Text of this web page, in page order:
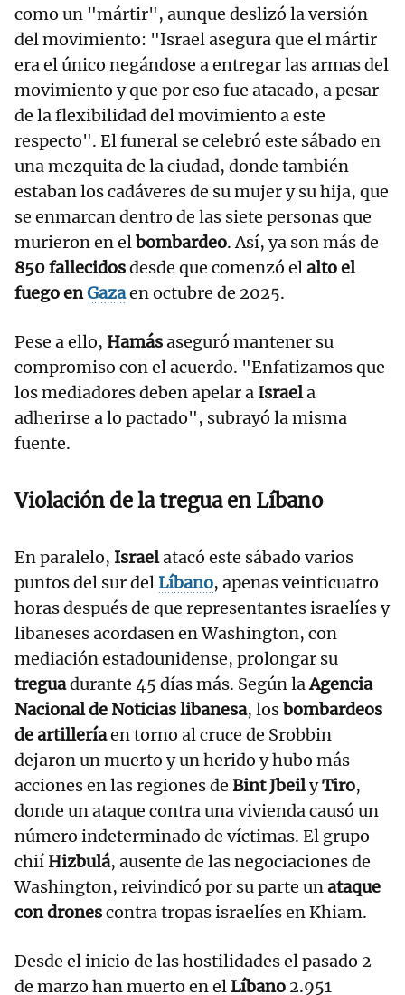
como un "mártir", aunque deslizó la versión
del movimiento: "Israel asegura que el mártir
era el único negándose a entregar las armas del
movimiento y que por eso fue atacado, a pesar
de la flexibilidad del movimiento a este
respecto". El funeral se celebró este sábado en
una mezquita de la ciudad, donde también
estaban los cadáveres de su mujer y su hija, que
se enmarcan dentro de las siete personas que
murieron en elbombardeo. Así, ya son más de
850 fallecidosdesde que comenzó elalto el
fuego enGazaen octubre de 2025.
Pese a ello, Hamásaseguró mantener su
compromiso con el acuerdo. "Enfatizamos que
los mediadores deben apelar a Israela
adherirse a lo pactado", subrayó la misma
fuente.
Violación de la tregua en Líbano
En paralelo, Israelatacó este sábado varios
puntos del sur delLíbano, apenas veinticuatro
horas después de que representantes israelíes y
libaneses acordasen en Washington, con
mediación estadounidense, prolongar su
treguadurante 45 días más. Según laAgencia
Nacional de Noticias libanesa, losbombardeos
de artilleríaen torno al cruce de Srobbin
dejaron un muerto y un herido y hubo más
acciones en las regiones de Bint JbeilyTiro,
donde un ataque contra una vivienda causó un
número indeterminado de víctimas. El grupo
chií Hizbulá, ausente de las negociaciones de
Washington, reivindicó por su parte unataque
con dronescontra tropas israelíes en Khiam.
Desde el inicio de las hostilidades el pasado 2
de marzo han muerto en elLíbano 2.951